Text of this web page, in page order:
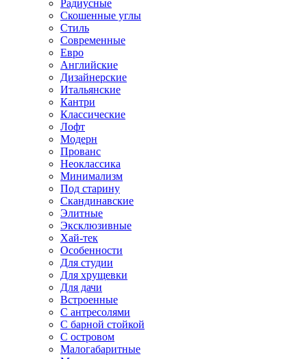
Радиусные
Скошенные углы
Стиль
Современные
Евро
Английские
Дизайнерские
Итальянские
Кантри
Классические
Лофт
Модерн
Прованс
Неоклассика
Минимализм
Под старину
Скандинавские
Элитные
Эксклюзивные
Хай-тек
Особенности
Для студии
Для хрущевки
Для дачи
Встроенные
С антресолями
С барной стойкой
С островом
Малогабаритные